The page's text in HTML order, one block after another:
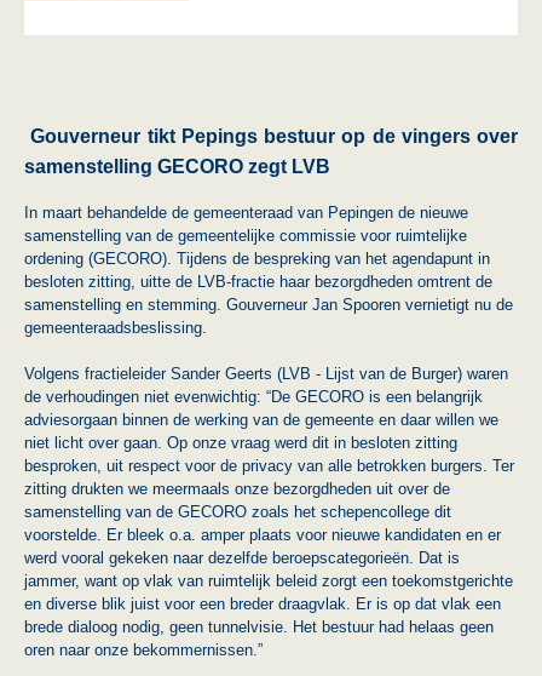
Gouverneur tikt Pepings bestuur op de vingers over
samenstelling GECORO zegt LVB
In maart behandelde de gemeenteraad van Pepingen de nieuwe
samenstelling van de gemeentelijke commissie voor ruimtelijke
ordening (GECORO). Tijdens de bespreking van het agendapunt in
besloten zitting, uitte de LVB-fractie haar bezorgdheden omtrent de
samenstelling en stemming. Gouverneur Jan Spooren vernietigt nu de
gemeenteraadsbeslissing.
Volgens fractieleider Sander Geerts (LVB - Lijst van de Burger) waren
de verhoudingen niet evenwichtig: “De GECORO is een belangrijk
adviesorgaan binnen de werking van de gemeente en daar willen we
niet licht over gaan. Op onze vraag werd dit in besloten zitting
besproken, uit respect voor de privacy van alle betrokken burgers. Ter
zitting drukten we meermaals onze bezorgdheden uit over de
samenstelling van de GECORO zoals het schepencollege dit
voorstelde. Er bleek o.a. amper plaats voor nieuwe kandidaten en er
werd vooral gekeken naar dezelfde beroepscategorieën. Dat is
jammer, want op vlak van ruimtelijk beleid zorgt een toekomstgerichte
en diverse blik juist voor een breder draagvlak. Er is op dat vlak een
brede dialoog nodig, geen tunnelvisie. Het bestuur had helaas geen
oren naar onze bekommernissen.”